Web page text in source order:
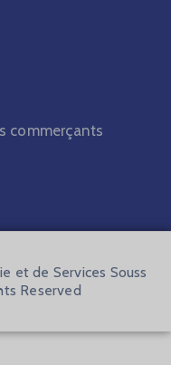
commerçants
et de Services Souss
Reserved